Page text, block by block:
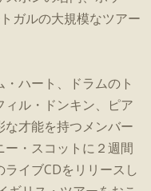
ガルの大規模なツアー
ハート、ドラムのト
ィル・ドンキン、ピア
な才能を持つメンバー
ー・スコットに２週間
イブCDをリリースし